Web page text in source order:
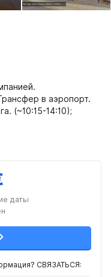
в аэропорт.
(~10:15-14:10);
даты
СВЯЗАТЬСЯ: